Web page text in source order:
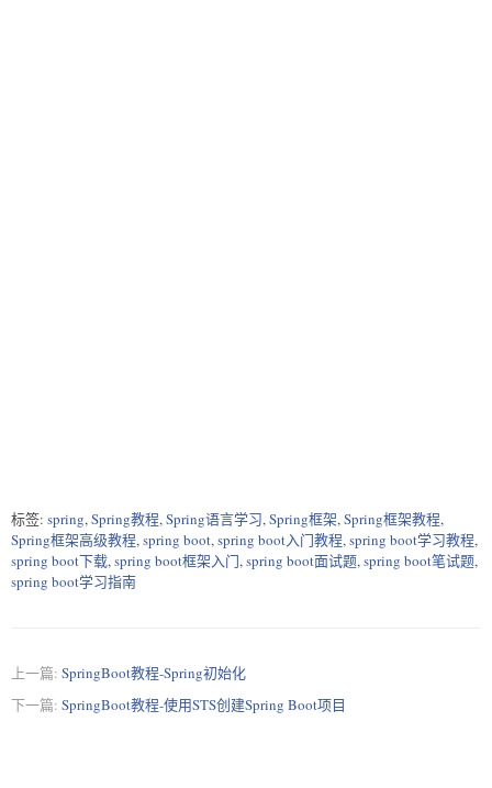
<id>spring-milestones</id>
<name>Spring Milestones</name>
<url>https://repo.spring.io/milestone</url>
</pluginRepository>
<snapshots>
<enabled>true</enabled>
</snapshots>
标签: spring,Spring教程,Spring语言学习,Spring框架,Spring框架教程,
Spring框架高级教程,spring boot,spring boot入门教程,spring boot学习教程,
spring boot下载,spring boot框架入门,spring boot面试题,spring boot笔试题,
spring boot学习指南
上一篇: SpringBoot教程-Spring初始化
下一篇: SpringBoot教程-使用STS创建Spring Boot项目